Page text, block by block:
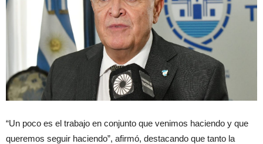
“Un poco es el trabajo en conjunto que venimos haciendo y que
queremos seguir haciendo”, afirmó, destacando que tanto la